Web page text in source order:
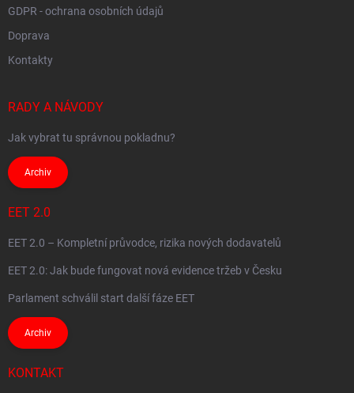
GDPR - ochrana osobních údajů
Doprava
Kontakty
RADY A NÁVODY
Jak vybrat tu správnou pokladnu?
Archiv
EET 2.0
EET 2.0 – Kompletní průvodce, rizika nových dodavatelů
EET 2.0: Jak bude fungovat nová evidence tržeb v Česku
Parlament schválil start další fáze EET
Archiv
KONTAKT